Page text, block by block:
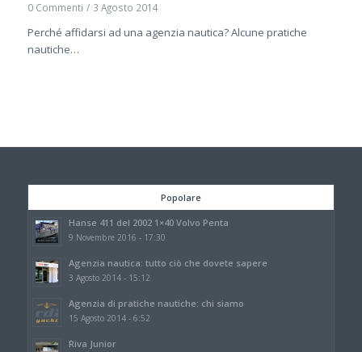
0 Commenti / 3 Agosto 2014
Perché affidarsi ad una agenzia nautica? Alcune pratiche
nautiche…
Popolare
Hanse 411 del 2002 1×40 Volvo Penta
9 Novembre 2016 - 17:30
Agenzia nautica: tutto ciò che dovete sapere
3 Agosto 2014 - 15:12
Agenzia di pratiche nautiche: chi siamo
15 Agosto 2014 - 6:52
Riva Junior